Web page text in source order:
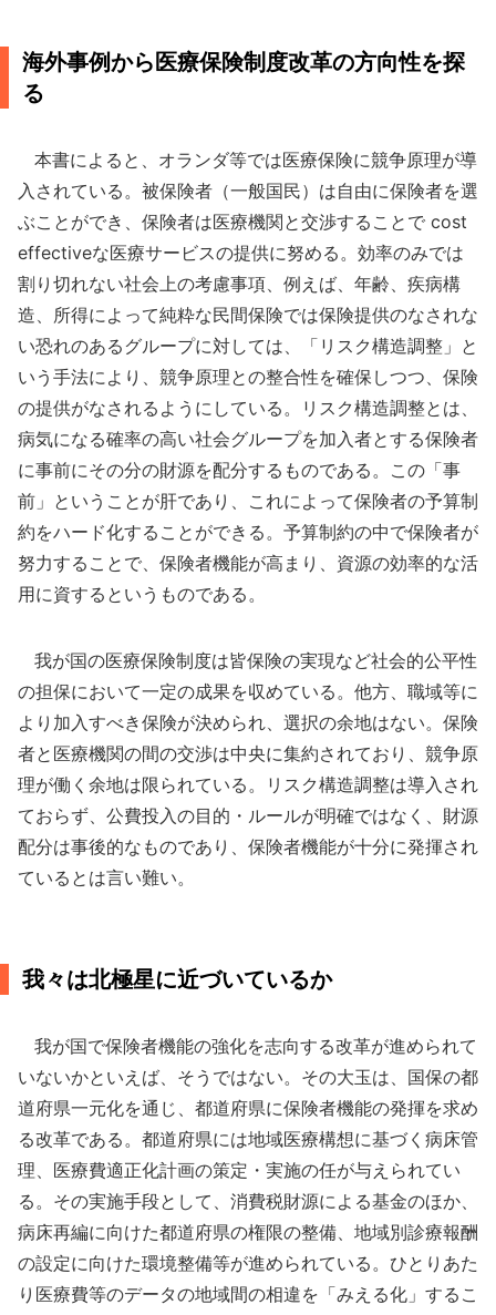
海外事例から医療保険制度改革の方向性を探
る
本書によると、オランダ等では医療保険に競争原理が導
入されている。被保険者（一般国民）は自由に保険者を選
ぶことができ、保険者は医療機関と交渉することで cost
effectiveな医療サービスの提供に努める。効率のみでは
割り切れない社会上の考慮事項、例えば、年齢、疾病構
造、所得によって純粋な民間保険では保険提供のなされな
い恐れのあるグループに対しては、「リスク構造調整」と
いう手法により、競争原理との整合性を確保しつつ、保険
の提供がなされるようにしている。リスク構造調整とは、
病気になる確率の高い社会グループを加入者とする保険者
に事前にその分の財源を配分するものである。この「事
前」ということが肝であり、これによって保険者の予算制
約をハード化することができる。予算制約の中で保険者が
努力することで、保険者機能が高まり、資源の効率的な活
用に資するというものである。
我が国の医療保険制度は皆保険の実現など社会的公平性
の担保において一定の成果を収めている。他方、職域等に
より加入すべき保険が決められ、選択の余地はない。保険
者と医療機関の間の交渉は中央に集約されており、競争原
理が働く余地は限られている。リスク構造調整は導入され
ておらず、公費投入の目的・ルールが明確ではなく、財源
配分は事後的なものであり、保険者機能が十分に発揮され
ているとは言い難い。
我々は北極星に近づいているか
我が国で保険者機能の強化を志向する改革が進められて
いないかといえば、そうではない。その大玉は、国保の都
道府県一元化を通じ、都道府県に保険者機能の発揮を求め
る改革である。都道府県には地域医療構想に基づく病床管
理、医療費適正化計画の策定・実施の任が与えられてい
る。その実施手段として、消費税財源による基金のほか、
病床再編に向けた都道府県の権限の整備、地域別診療報酬
の設定に向けた環境整備等が進められている。ひとりあた
り医療費等のデータの地域間の相違を「みえる化」するこ